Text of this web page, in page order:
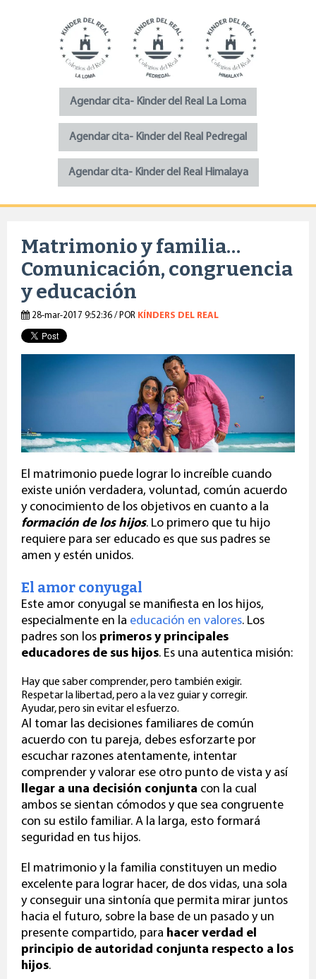
Agendar cita- Kinder del Real La Loma
Agendar cita- Kinder del Real Pedregal
Agendar cita- Kinder del Real Himalaya
Matrimonio y familia…
Comunicación, congruencia
y educación
28-mar-2017 9:52:36 / POR KÍNDERS DEL REAL
El matrimonio puede lograr lo increíble cuando
existe unión verdadera, voluntad, común acuerdo
y conocimiento de los objetivos en cuanto a la
formación de los hijos. Lo primero que tu hijo
requiere para ser educado es que sus padres se
amen y estén unidos.
El amor conyugal
Este amor conyuga se manifiesta en los hijos,
especialmente en la educación en valores. Los
padres son los primeros y principales
educadores de sus hijos. Es una autentica misión:
Hay que saber comprender, pero también exigir.
Respetar la libertad, pero a la vez guiar y corregir.
Ayudar, pero sin evitar el esfuerzo.
Al tomar las decisiones familiares de común
acuerdo con tu pareja, debes esforzarte por
escuchar razones atentamente, intentar
comprender y valorar ese otro punto de vista y así
llegar a una decisión conjunta con la cual
ambos se sientan cómodos y que sea congruente
con su estilo familiar. A la larga, esto formará
seguridad en tus hijos.
El matrimonio y la familia constituyen un medio
excelente para lograr hacer, de dos vidas, una sola
y conseguir una sintonía que permita mirar juntos
hacia el futuro, sobre la base de un pasado y un
presente compartido, para hacer verdad el
principio de autoridad conjunta respecto a los
hijos.